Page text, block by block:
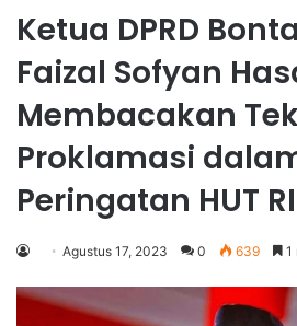
Ketua DPRD
Faizal Sofyan
Membacakan
Proklamasi
Peringatan HUT
Agustus 17, 2023 0 639 1